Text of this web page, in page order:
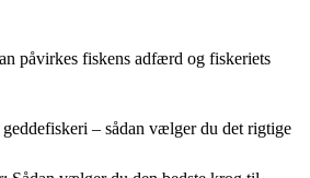
påvirkes fiskens adfærd og fiskeriets
– sådan vælger du det rigtige